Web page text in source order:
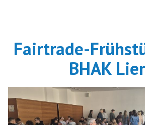
Fairtrade-
BHAK